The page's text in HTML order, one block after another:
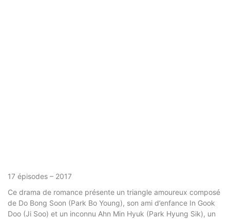
17 épisodes – 2017
Ce drama de romance présente un triangle amoureux composé
de Do Bong Soon (Park Bo Young), son ami d’enfance In Gook
Doo (Ji Soo) et un inconnu Ahn Min Hyuk (Park Hyung Sik), un